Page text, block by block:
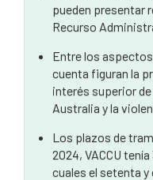
¿Cómo puede
inmigración
pueden presentar
Recurso
Entre los
cuenta figuran la
interés superior
Australia y la
Los plazos de
2024, VACCU
cuales el setenta